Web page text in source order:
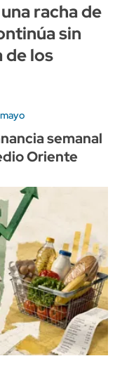
racha de
sin
de los
semanal
Oriente